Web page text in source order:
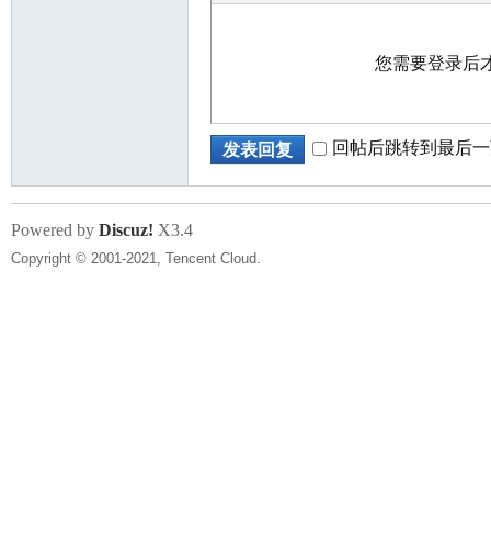
您需要登录后
发表回复 回帖后跳转到最后
Powered by Discuz! X3.4
Copyright © 2001-2021, Tencent Cloud.